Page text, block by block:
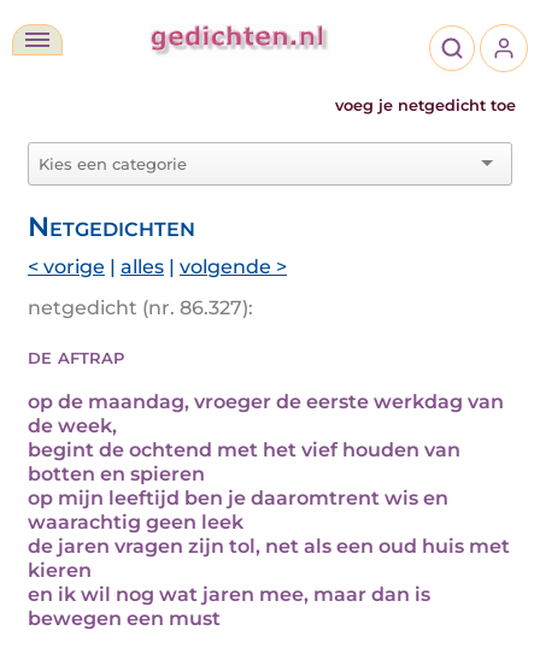
voeg je netgedicht toe
Netgedichten
< vorige | alles | volgende >
netgedicht (nr. 86.327):
de aftrap
op de maandag, vroeger de eerste werkdag van
de week,
begint de ochtend met het vief houden van
botten en spieren
op mijn leeftijd ben je daaromtrent wis en
waarachtig geen leek
de jaren vragen zijn tol, net als een oud huis met
kieren
en ik wil nog wat jaren mee, maar dan is
bewegen een must